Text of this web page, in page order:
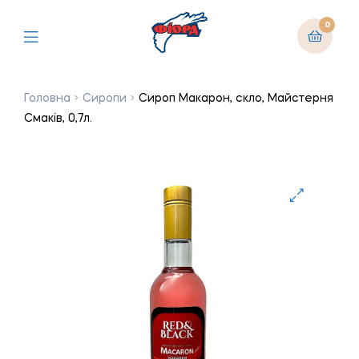
0
Головна Сиропи
Сироп Макарон, скло, Майстерня
Смаків, 0,7л.